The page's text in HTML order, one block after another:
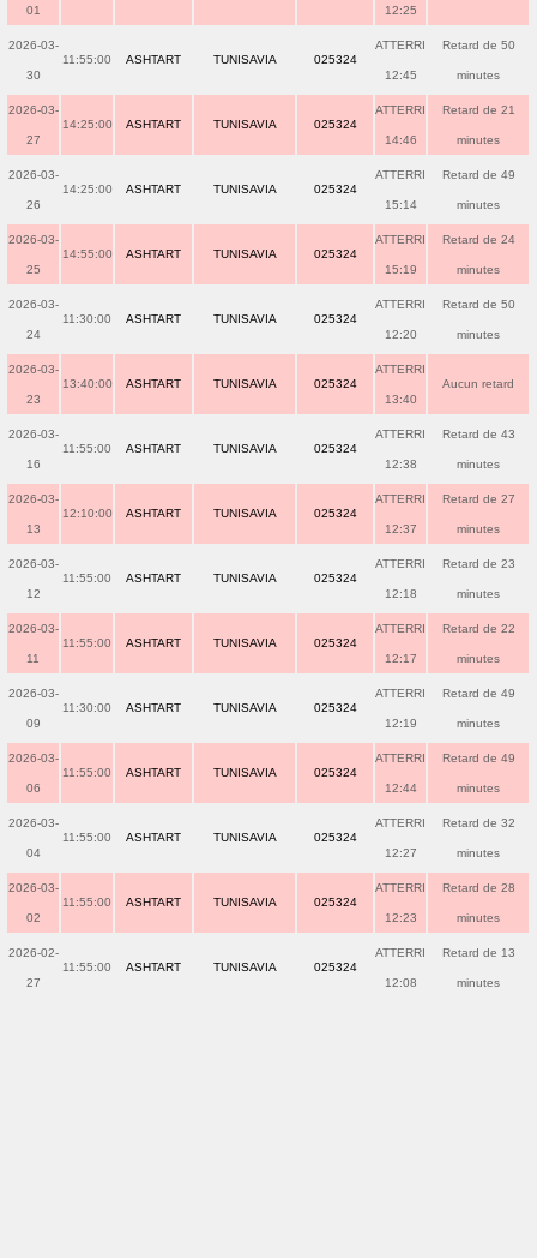
01 12:25
2026-03-
30
11:55:00 ASHTART TUNISAVIA 025324
ATTERRI
12:45
Retard de 50
minutes
2026-03-
27
14:25:00 ASHTART TUNISAVIA 025324
ATTERRI
14:46
Retard de 21
minutes
2026-03-
26
14:25:00 ASHTART TUNISAVIA 025324
ATTERRI
15:14
Retard de 49
minutes
2026-03-
25
14:55:00 ASHTART TUNISAVIA 025324
ATTERRI
15:19
Retard de 24
minutes
2026-03-
24
11:30:00 ASHTART TUNISAVIA 025324
ATTERRI
12:20
Retard de 50
minutes
2026-03-
23
13:40:00 ASHTART TUNISAVIA 025324
ATTERRI
13:40
Aucun retard
2026-03-
16
11:55:00 ASHTART TUNISAVIA 025324
ATTERRI
12:38
Retard de 43
minutes
2026-03-
13
12:10:00 ASHTART TUNISAVIA 025324
ATTERRI
12:37
Retard de 27
minutes
2026-03-
12
11:55:00 ASHTART TUNISAVIA 025324
ATTERRI
12:18
Retard de 23
minutes
2026-03-
11
11:55:00 ASHTART TUNISAVIA 025324
ATTERRI
12:17
Retard de 22
minutes
2026-03-
09
11:30:00 ASHTART TUNISAVIA 025324
ATTERRI
12:19
Retard de 49
minutes
2026-03-
06
11:55:00 ASHTART TUNISAVIA 025324
ATTERRI
12:44
Retard de 49
minutes
2026-03-
04
11:55:00 ASHTART TUNISAVIA 025324
ATTERRI
12:27
Retard de 32
minutes
2026-03-
02
11:55:00 ASHTART TUNISAVIA 025324
ATTERRI
12:23
Retard de 28
minutes
2026-02-
27
11:55:00 ASHTART TUNISAVIA 025324
ATTERRI
12:08
Retard de 13
minutes